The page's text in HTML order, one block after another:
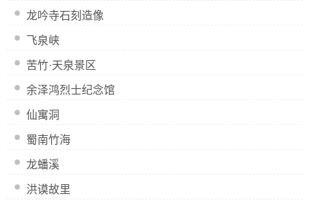
龙吟寺石刻造像
飞泉峡
苦竹·天泉景区
余泽鸿烈士纪念馆
仙寓洞
蜀南竹海
龙蟠溪
洪谟故里